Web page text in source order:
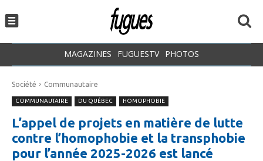
MAGAZINES FUGUESTV PHOTOS
Société Communautaire
COMMUNAUTAIRE DU QUÉBEC HOMOPHOBIE
L’appel de projets en matière de lutte
contre l’homophobie et la transphobie
pour l’année 2025-2026 est lancé